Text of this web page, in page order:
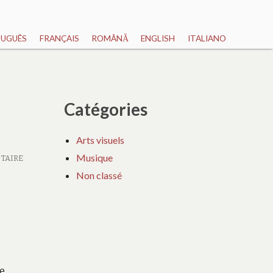
FRANÇAIS ROMÂNĂ ENGLISH ITALIANO
Catégories
Arts visuels
Musique
Non classé